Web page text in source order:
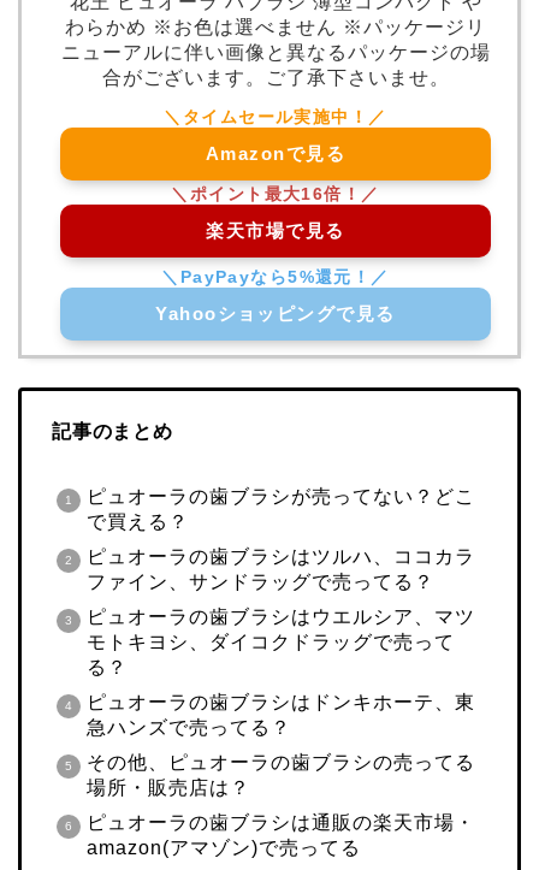
わらかめ ※お色は選べません ※パッケージリ
ニューアルに伴い画像と異なるパッケージの場
合がございます。ご了承下さいませ。
Amazonで見る
楽天市場で見る
Yahooショッピングで見る
記事のまとめ
ピュオーラの歯ブラシが売ってない？どこ
で買える？
ピュオーラの歯ブラシはツルハ、ココカラ
ファイン、サンドラッグで売ってる？
ピュオーラの歯ブラシはウエルシア、マツ
モトキヨシ、ダイコクドラッグで売って
る？
ピュオーラの歯ブラシはドンキホーテ、東
急ハンズで売ってる？
その他、ピュオーラの歯ブラシの売ってる
場所・販売店は？
ピュオーラの歯ブラシは通販の楽天市場・
amazon(アマゾン)で売ってる